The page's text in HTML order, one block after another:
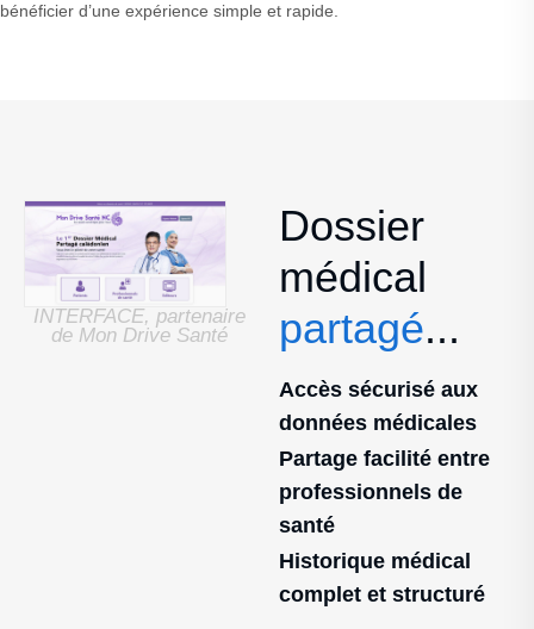
bénéficier d’une expérience simple et rapide.
INTERFACE, partenaire
de Mon Drive Santé
Dossier
médical
partagé...
Accès sécurisé aux
données médicales
Partage facilité entre
professionnels de
santé
Historique médical
complet et structuré